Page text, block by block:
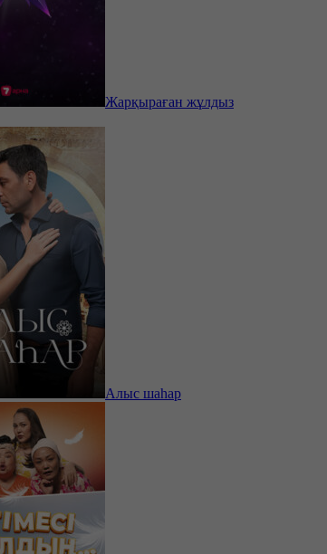
Жарқыраған жұлдыз
Алыс шаһар